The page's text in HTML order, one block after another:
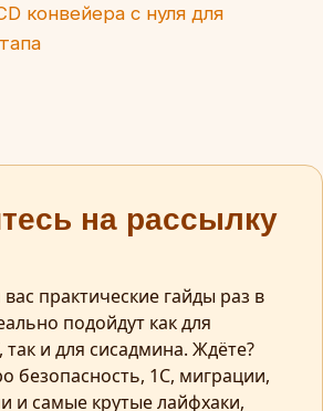
конвейера с нуля для
на рассылку
практические гайды раз в
подойдут как для
так и для сисадмина. Ждёте?
безопасность, 1С, миграции,
и самые крутые лайфхаки,